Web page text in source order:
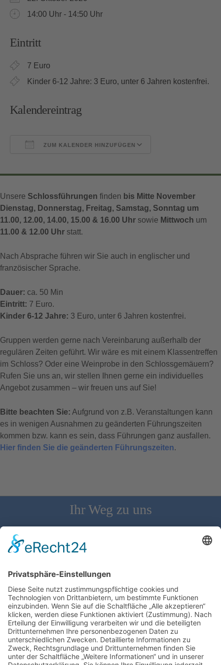
14:00 Uhr - 14:50 Uhr
Eintritt
7 Euro
Kinder 6-12 Jahre: 3 Euro, unter 6 Jahren kostenfrei.
Kalendereintrag
ZUM KALENDER HINZUFÜGEN
Unsere Schlossführungen finden bis Mitte November
Dienstag, Donnerstag, Freitag, Samstag, Sonntag um
11.00, 12.00, 14.00, 15.00 & 16.00 Uhr sowie Mittwoch um
11.00 & 12.00 Uhr statt.
Nach Absprache führen wir Sie auch in englischer und
französischer Sprache.
Dauer: ca. 50 Min
Eintritt: 7 Euro.
Kinder 6-12 Jahre: 3 Euro, unter 6 Jahren kostenfrei.
Gruppen werden gerne nach Vereinbarung außerhalb der
regulären Zeiten geführt. Wir wäre es mit einem Klassentreffen
im Schloss? Oder eine Weinprobe in den Schlossgemäuern?
Rufen Sie uns an, wir stellen Ihnen gerne ein individuelles
Angebot zusammen – wir freuen uns auf Sie!
Bitte beachten Sie: Aufgrund von z.B. Veranstaltungen kann
es in wenigen Ausnahmen zu geänderten Führungszeiten
kommen bzw. kann es sein, dass Führungen ganz ausfallen.
Hier finden Sie die geänderten Führungszeiten.
Ihr Weg zu uns
Schloss Bürgeln, 79418 Schliengen | Telefon: 07626/237 | E-
Mail: direktion@schlossbuergeln.de
Wir benötigen Ihre Zustimmung, um den
Google Maps-Service zu laden!
Wir verwenden einen Service eines
Drittanbieters, um Karteninhalte einzubetten.
Dieser Service kann Daten zu Ihren Aktivitäten
sammeln. Bitte lesen Sie die Details durch und
stimmen Sie der Nutzung des Service zu, um